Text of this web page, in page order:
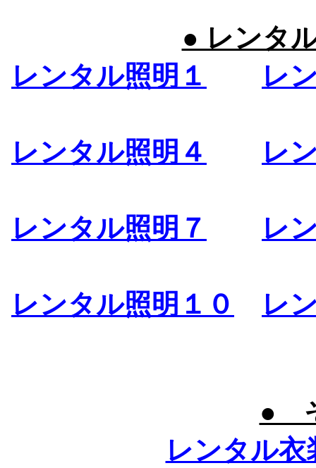
● レンタ
レンタル照明１
レ
レンタル照明４ レ
レンタル照明７ レ
レンタル照明１０ レ
●
レンタル衣